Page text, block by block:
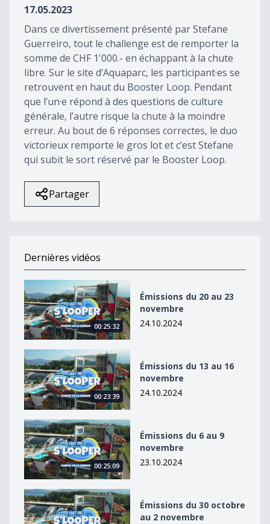
17.05.2023
Dans ce divertissement présenté par Stefane
Guerreiro, tout le challenge est de remporter la
somme de CHF 1'000.- en échappant à la chute
libre. Sur le site d’Aquaparc, les participant·es se
retrouvent en haut du Booster Loop. Pendant
que l’un·e répond à des questions de culture
générale, l’autre risque la chute à la moindre
erreur. Au bout de 6 réponses correctes, le duo
victorieux remporte le gros lot et c’est Stefane
qui subit le sort réservé par le Booster Loop.
Partager
Dernières vidéos
Émissions du 20 au 23 novembre
00:25:32
Émissions du 20 au 23
novembre
24.10.2024
Émissions du 13 au 16 novembre
00:23:39
Émissions du 13 au 16
novembre
24.10.2024
Émissions du 6 au 9 novembre
00:25:09
Émissions du 6 au 9
novembre
23.10.2024
Émissions du 30 octobre au 2 novembre
Émissions du 30 octobre
au 2 novembre